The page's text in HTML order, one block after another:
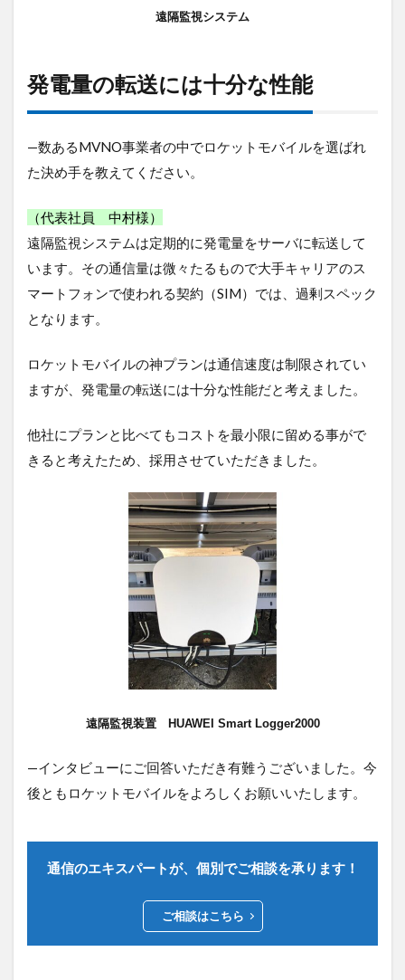
遠隔監視システム
発電量の転送には十分な性能
—数あるMVNO事業者の中でロケットモバイルを選ばれ
た決め手を教えてください。
（代表社員 中村様）
遠隔監視システムは定期的に発電量をサーバに転送して
います。その通信量は微々たるもので大手キャリアのス
マートフォンで使われる契約（SIM）では、過剰スペック
となります。
ロケットモバイルの神プランは通信速度は制限されてい
ますが、発電量の転送には十分な性能だと考えました。
他社にプランと比べてもコストを最小限に留める事がで
きると考えたため、採用させていただきました。
遠隔監視装置 HUAWEI Smart Logger2000
—インタビューにご回答いただき有難うございました。今
後ともロケットモバイルをよろしくお願いいたします。
通信のエキスパートが、個別でご相談を承ります！
ご相談はこちら